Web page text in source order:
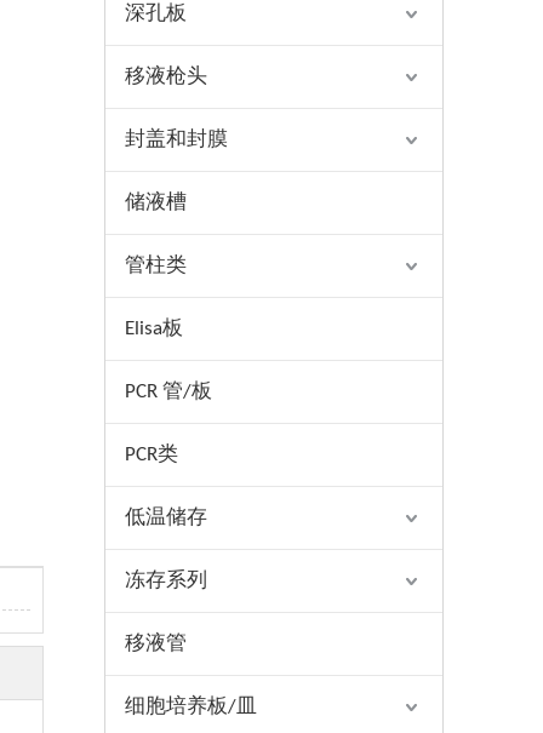
深孔板
移液枪头
封盖和封膜
储液槽
管柱类
Elisa板
PCR 管/板
PCR类
低温储存
冻存系列
移液管
细胞培养板/皿